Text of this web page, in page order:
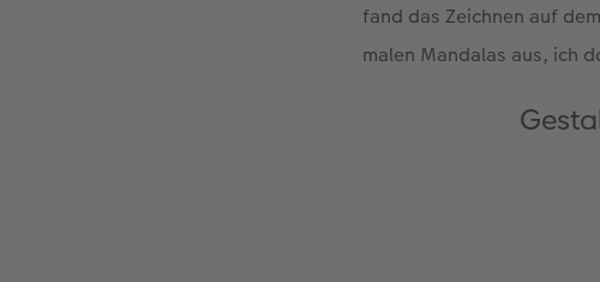
fand das Zeichnen auf
malen Mandalas aus, ich